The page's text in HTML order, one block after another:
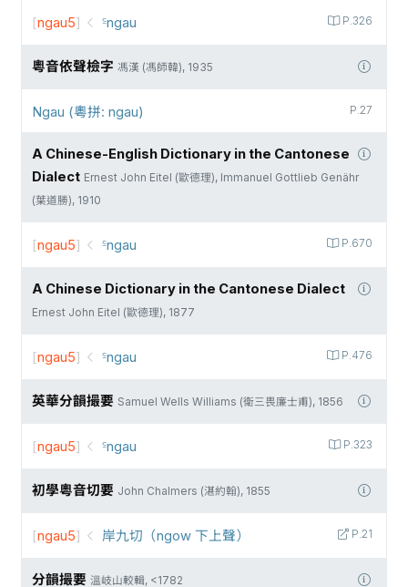
P.326
[ngau5] ꜃ngau
粵音依聲檢字 馮漢 (馮師韓), 1935
P.27
Ngau (粵拼: ngau)
A Chinese-English Dictionary in the Cantonese
Dialect Ernest John Eitel (歐德理), Immanuel Gottlieb Genähr
(葉道勝), 1910
P.670
[ngau5] ꜃ngau
A Chinese Dictionary in the Cantonese Dialect
Ernest John Eitel (歐德理), 1877
P.476
[ngau5] ꜃ngau
英華分韻撮要 Samuel Wells Williams (衛三畏廉士甫), 1856
P.323
[ngau5] ꜃ngau
初學粵音切要 John Chalmers (湛約翰), 1855
P.21
[ngau5] 岸九切（ngow 下上聲）
分韻撮要 溫岐山較輯, <1782